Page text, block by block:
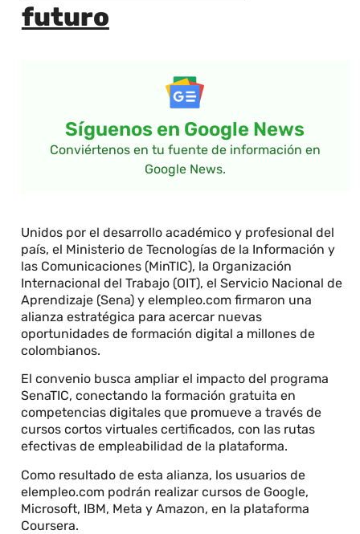
futuro
Síguenos en Google News
Conviértenos en tu fuente de información en
Google News.
Unidos por el desarrollo académico y profesional del
país, el Ministerio de Tecnologías de la Información y
las Comunicaciones (MinTIC), la Organización
Internacional del Trabajo (OIT), el Servicio Nacional de
Aprendizaje (Sena) y elempleo.com firmaron una
alianza estratégica para acercar nuevas
oportunidades de formación digital a millones de
colombianos.
El convenio busca ampliar el impacto del programa
SenaTIC, conectando la formación gratuita en
competencias digitales que promueve a través de
cursos cortos virtuales certificados, con las rutas
efectivas de empleabilidad de la plataforma.
Como resultado de esta alianza, los usuarios de
elempleo.com podrán realizar cursos de Google,
Microsoft, IBM, Meta y Amazon, en la plataforma
Coursera.